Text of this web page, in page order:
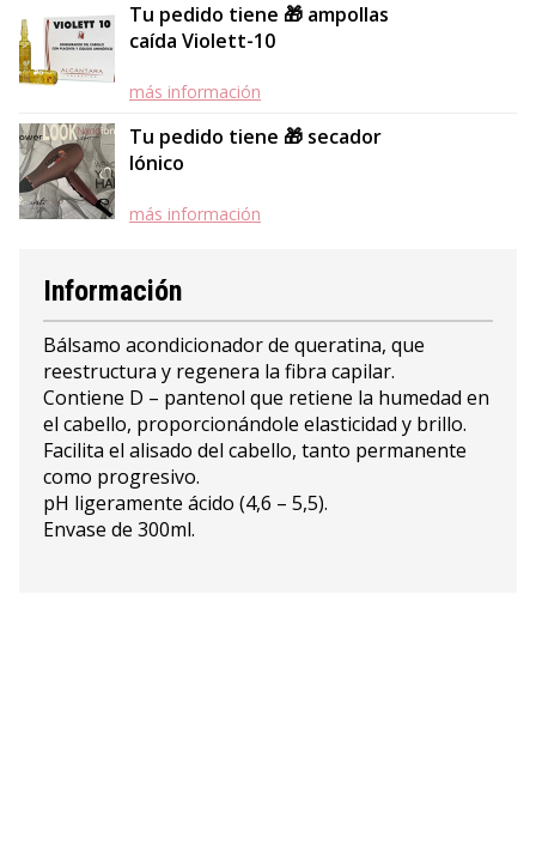
Tu pedido tiene 🎁 ampollas
caída Violett-10
más información
Tu pedido tiene 🎁 secador
Iónico
más información
Información
Bálsamo acondicionador de queratina, que
reestructura y regenera la fibra capilar.
Contiene D – pantenol que retiene la humedad en
el cabello, proporcionándole elasticidad y brillo.
Facilita el alisado del cabello, tanto permanente
como progresivo.
pH ligeramente ácido (4,6 – 5,5).
Envase de 300ml.